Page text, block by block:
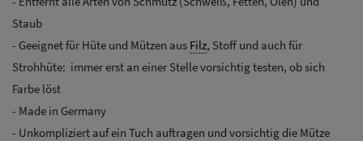
Staub
- Geeignet für Hüte und Mützen aus Filz, Stoff und auch für
Strohhüte: immer erst an einer Stelle vorsichtig testen, ob sich
Farbe löst
- Made in Germany
- Unkompliziert auf ein Tuch auftragen und vorsichtig die Mütze